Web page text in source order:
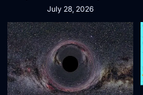
July 28, 2026